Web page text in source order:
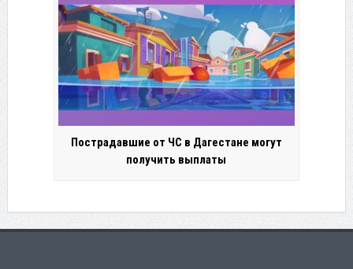
Пострадавшие от ЧС в Дагестане могут
получить выплаты